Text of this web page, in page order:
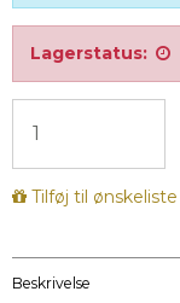
Lagerstatus:
Tilføj til ønskeliste
Beskrivelse